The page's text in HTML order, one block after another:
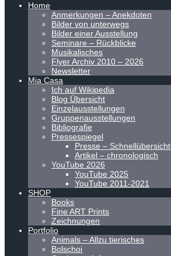
Home
Anmerkungen – Anekdoten
Bilder von unterwegs
Bilder einer Ausstellung
Seminare – Rückblicke
Musikalisches
Flyer Archiv 2010 – 2026
Newsletter
Mia Casa
Ich auf Wikipedia
Blog Übersicht
Einzelausstellungen
Gruppenausstellungen
Bibliografie
Pressespiegel
Presse – Schnellübersicht
Artikel – chronologisch
YouTube 2026
YouTube 2025
YouTube 2011-2021
SHOP
Books
Fine ART Prints
Zeichnungen
Portfolio
Animals – Allzu tierisches
Bolschoi